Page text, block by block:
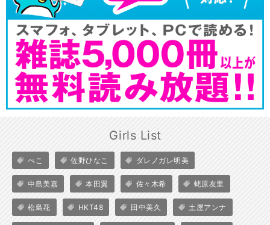
Girls List
ぺこ 佐野ひなこ ダレノガレ明美
中島美嘉 本田翼 佐々木希 蛯原友里
松島花 HKT48 田中美久 土屋アンナ